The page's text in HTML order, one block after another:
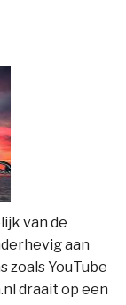
van de
aan
zoals YouTube
draait op een